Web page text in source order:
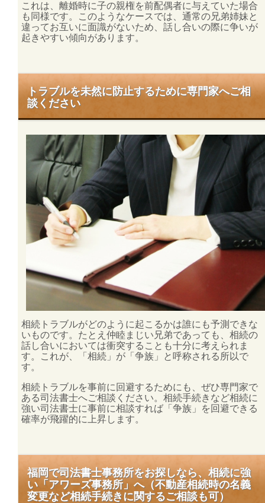
これは、離婚時に子の親権を前配偶者に与えていた場合
も同様です。このようなケースでは、通常の兄弟姉妹と
違ってお互いに面識がないため、話し合いの際に争いが
起きやすい傾向があります。
トラブルを未然に防止するために専門家へご相
談ください
相続トラブルがどのように起こるかは誰にも予測できな
いものです。たとえ仲睦まじい兄弟であっても、相続の
話し合いにおいては衝突することも十分に考えられま
す。これが、「相続」が「争族」と呼称される所以で
す。
相続トラブルを事前に回避するためにも、ぜひ専門家で
ある司法書士へご相談 ください。 相続手続き など相続に
強い司法書士に事前に相談すれば「争族」を回避できる
確率が飛躍的に上昇します。
福岡で司法書士事務所をお探しなら、相続に強
い「アワーズ事務所」へ（不動産相続時の名義
変更など相続手続きに関するご相談も可）